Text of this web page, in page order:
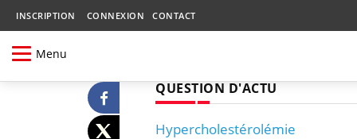
INSCRIPTION CONNEXION CONTACT
Menu
QUESTION D'ACTU
Hypercholestérolémie